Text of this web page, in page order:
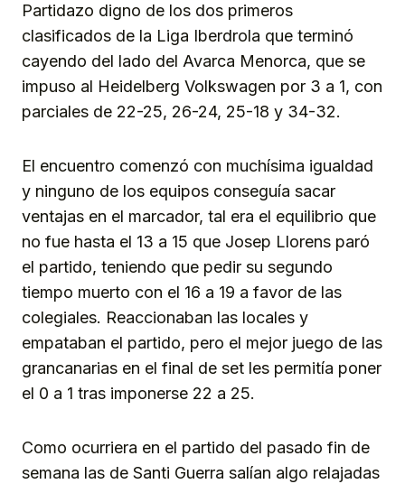
Partidazo digno de los dos primeros
clasificados de la Liga Iberdrola que terminó
cayendo del lado del Avarca Menorca, que se
impuso al Heidelberg Volkswagen por 3 a 1, con
parciales de 22-25, 26-24, 25-18 y 34-32.
El encuentro comenzó con muchísima igualdad
y ninguno de los equipos conseguía sacar
ventajas en el marcador, tal era el equilibrio que
no fue hasta el 13 a 15 que Josep Llorens paró
el partido, teniendo que pedir su segundo
tiempo muerto con el 16 a 19 a favor de las
colegiales. Reaccionaban las locales y
empataban el partido, pero el mejor juego de las
grancanarias en el final de set les permitía poner
el 0 a 1 tras imponerse 22 a 25.
Como ocurriera en el partido del pasado fin de
semana las de Santi Guerra salían algo relajadas